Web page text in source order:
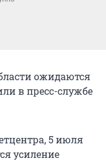
ожидаются
в пресс-службе
5 июля
усиление